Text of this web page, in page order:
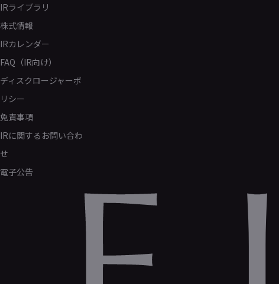
IRライブラリ
株式情報
IRカレンダー
FAQ（IR向け）
ディスクロージャーポ
リシー
免責事項
IRに関するお問い合わ
せ
電子公告